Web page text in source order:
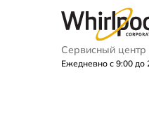
Сервисный
Ежедневно с 9:00 до